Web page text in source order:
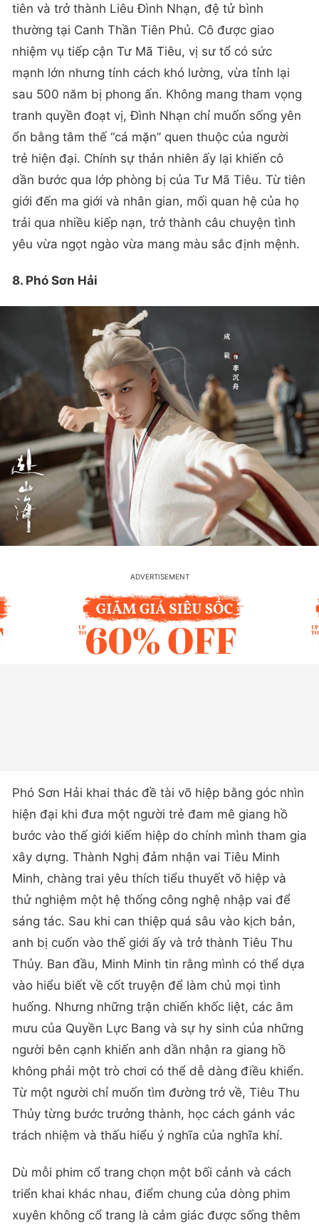
tiên và trở thành Liêu Đình Nhạn, đệ tử bình
thường tại Canh Thần Tiên Phủ. Cô được giao
nhiệm vụ tiếp cận Tư Mã Tiêu, vị sư tổ có sức
mạnh lớn nhưng tính cách khó lường, vừa tỉnh lại
sau 500 năm bị phong ấn. Không mang tham vọng
tranh quyền đoạt vị, Đình Nhạn chỉ muốn sống yên
ổn bằng tâm thế “cá mặn” quen thuộc của người
trẻ hiện đại. Chính sự thản nhiên ấy lại khiến cô
dần bước qua lớp phòng bị của Tư Mã Tiêu. Từ tiên
giới đến ma giới và nhân gian, mối quan hệ của họ
trải qua nhiều kiếp nạn, trở thành câu chuyện tình
yêu vừa ngọt ngào vừa mang màu sắc định mệnh.
8. Phó Sơn Hải
Phó Sơn Hải khai thác đề tài võ hiệp bằng góc nhìn
hiện đại khi đưa một người trẻ đam mê giang hồ
bước vào thế giới kiếm hiệp do chính mình tham gia
xây dựng. Thành Nghị đảm nhận vai Tiêu Minh
Minh, chàng trai yêu thích tiểu thuyết võ hiệp và
thử nghiệm một hệ thống công nghệ nhập vai để
sáng tác. Sau khi can thiệp quá sâu vào kịch bản,
anh bị cuốn vào thế giới ấy và trở thành Tiêu Thu
Thủy. Ban đầu, Minh Minh tin rằng mình có thể dựa
vào hiểu biết về cốt truyện để làm chủ mọi tình
huống. Nhưng những trận chiến khốc liệt, các âm
mưu của Quyền Lực Bang và sự hy sinh của những
người bên cạnh khiến anh dần nhận ra giang hồ
không phải một trò chơi có thể dễ dàng điều khiển.
Từ một người chỉ muốn tìm đường trở về, Tiêu Thu
Thủy từng bước trưởng thành, học cách gánh vác
trách nhiệm và thấu hiểu ý nghĩa của nghĩa khí.
Dù mỗi phim cổ trang chọn một bối cảnh và cách
triển khai khác nhau, điểm chung của dòng phim
xuyên không cổ trang là cảm giác được sống thêm